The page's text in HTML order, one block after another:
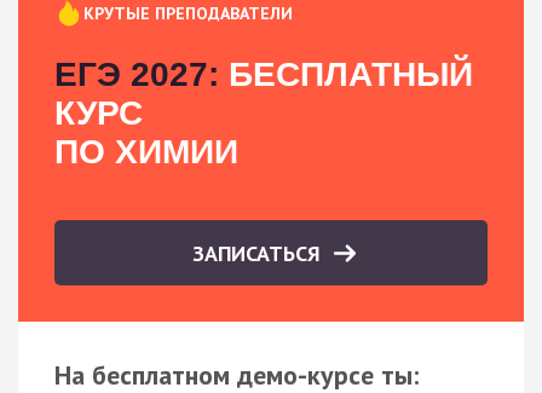
КРУТЫЕ ПРЕПОДАВАТЕЛИ
ЕГЭ 2027: БЕСПЛАТНЫЙ
КУРС
ПО ХИМИИ
ЗАПИСАТЬСЯ
На бесплатном демо-курсе ты: